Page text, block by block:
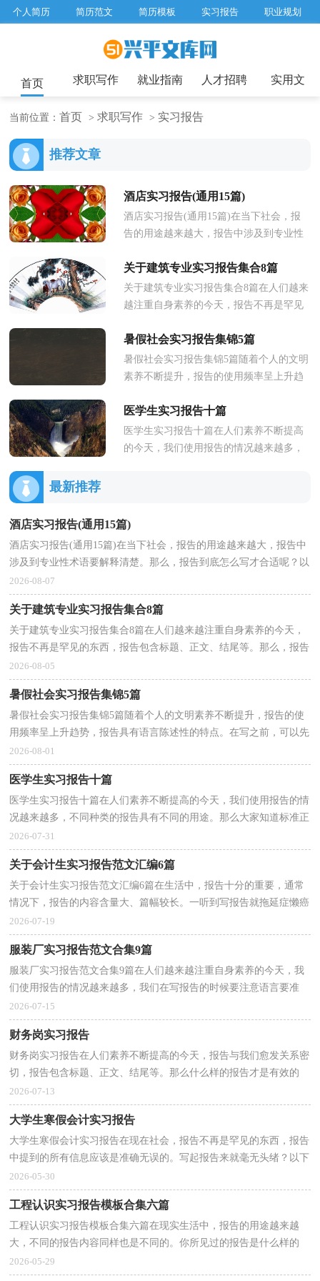
个人简历 简历范文 简历模板 实习报告 职业规划
工作总结 辞职报告
首页 求职写作 就业指南 人才招聘 实用文
当前位置：首页 >求职写作 > 实习报告
推荐文章
酒店实习报告(通用15篇)
酒店实习报告(通用15篇)在当下社会，报
告的用途越来越大，报告中涉及到专业性
才合适呢？以下是小编精心整理的...
关于建筑专业实习报告集合8篇
关于建筑专业实习报告集合8篇在人们越来
越注重自身素养的今天，报告不再是罕见
那么，报告到底怎么写才合适...
暑假社会实习报告集锦5篇
暑假社会实习报告集锦5篇随着个人的文明
素养不断提升，报告的使用频率呈上升趋
前，可以先参考范文，以下是小...
医学生实习报告十篇
医学生实习报告十篇在人们素养不断提高
的今天，我们使用报告的情况越来越多，
最新推荐
酒店实习报告(通用15篇)
酒店实习报告(通用15篇)在当下社会，报告的用途越来越大，报告中
涉及到专业性术语要解释清楚。那么，报告到底怎么写才合适呢？以
下是小编精心整理的酒店实习报告，欢迎阅读与收藏。酒...
2026-08-07
关于建筑专业实习报告集合8篇
关于建筑专业实习报告集合8篇在人们越来越注重自身素养的今天，
报告不再是罕见的东西，报告包含标题、正文、结尾等。那么，报告
到底怎么写才合适呢？下面是小编收集整理的建筑专业...
2026-08-05
暑假社会实习报告集锦5篇
暑假社会实习报告集锦5篇随着个人的文明素养不断提升，报告的使
用频率呈上升趋势，报告具有语言陈述性的特点。在写之前，可以先
参考范文，以下是小编精心整理的暑假社会实习报告5篇...
2026-08-01
医学生实习报告十篇
医学生实习报告十篇在人们素养不断提高的今天，我们使用报告的情
况越来越多，不同种类的报告具有不同的用途。那么大家知道标准正
式的报告格式吗？以下是小编帮大家整理的医学生实...
2026-07-31
关于会计生实习报告范文汇编6篇
关于会计生实习报告范文汇编6篇在生活中，报告十分的重要，通常
情况下，报告的内容含量大、篇幅较长。一听到写报告就拖延症懒癌
齐复发？以下是小编为大家收集的会计生实习报告6篇，供...
2026-07-19
服装厂实习报告范文合集9篇
服装厂实习报告范文合集9篇在人们越来越注重自身素养的今天，我
们使用报告的情况越来越多，我们在写报告的时候要注意语言要准
确、简洁。那么一般报告是怎么写的呢？下面是小编收...
2026-07-15
财务岗实习报告
财务岗实习报告在人们素养不断提高的今天，报告与我们愈发关系密
切，报告包含标题、正文、结尾等。那么什么样的报告才是有效的
呢？以下是小编整理的财务岗实习报告，欢迎阅读与收藏...
2026-07-13
大学生寒假会计实习报告
大学生寒假会计实习报告在现在社会，报告不再是罕见的东西，报告
中提到的所有信息应该是准确无误的。写起报告来就毫无头绪？以下
是小编收集整理的大学生寒假会计实习报告，欢迎大家...
2026-05-30
工程认识实习报告模板合集六篇
工程认识实习报告模板合集六篇在现实生活中，报告的用途越来越
大，不同的报告内容同样也是不同的。你所见过的报告是什么样的
呢？以下是小编为大家收集的工程认识实习报告6篇，希望...
2026-05-29